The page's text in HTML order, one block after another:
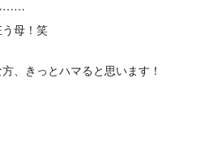
……
母！笑
、きっとハマると思います！